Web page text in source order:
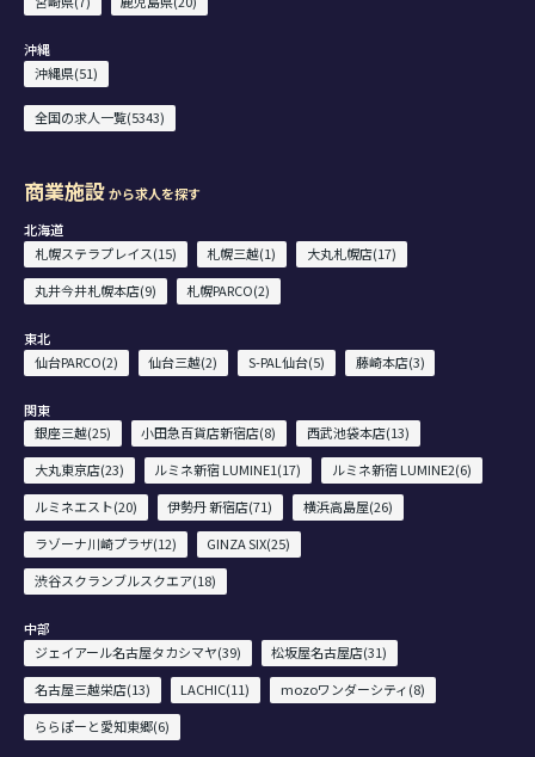
沖縄
沖縄県(51)
全国の求人一覧(5343)
商業施設から求人を探す
北海道
札幌ステラプレイス(15)
札幌三越(1)
大丸札幌店(17)
丸井今井札幌本店(9)
札幌PARCO(2)
東北
仙台PARCO(2)
仙台三越(2) S-PAL仙台(5) 藤崎本店(3)
関東
銀座三越(25)
小田急百貨店新宿店(8)
西武池袋本店(13)
大丸東京店(23)
ルミネ新宿 LUMINE1(17)
ルミネ新宿 LUMINE2(6)
ルミネエスト(20)
伊勢丹 新宿店(71)
横浜高島屋(26)
ラゾーナ川崎プラザ(12)
GINZA SIX(25)
渋谷スクランブルスクエア(18)
中部
ジェイアール名古屋タカシマヤ(39)
松坂屋名古屋店(31)
名古屋三越栄店(13)
LACHIC(11)
mozoワンダーシティ(8)
ららぽーと愛知東郷(6)